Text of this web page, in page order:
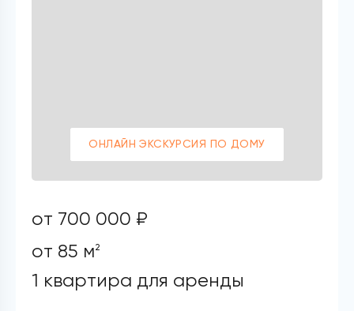
ОНЛАЙН ЭКСКУРСИЯ ПО ДОМУ
от 700 000 ₽
от 85 м2
1 квартира для аренды